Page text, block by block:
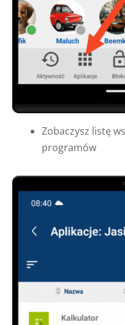
Zobaczysz listę
programów